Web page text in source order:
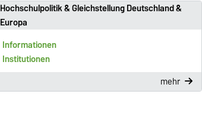
Hochschulpolitik & Gleichstellung Deutschland &
Europa
Informationen
Institutionen
mehr